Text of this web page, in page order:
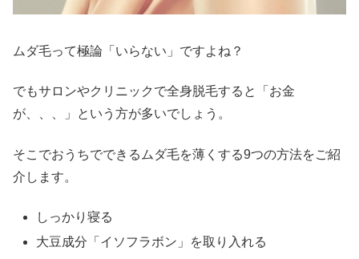
ムダ毛って極論「いらない」ですよね？
でもサロンやクリニックで全身脱毛すると「お金
が、、、」という方が多いでしょう。
そこでおうちでできるムダ毛を薄くする9つの方法をご紹
介します。
しっかり寝る
大豆成分「イソフラボン」を取り入れる